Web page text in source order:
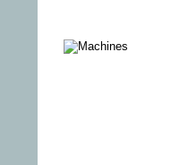
Cinema
Favorites: DIE